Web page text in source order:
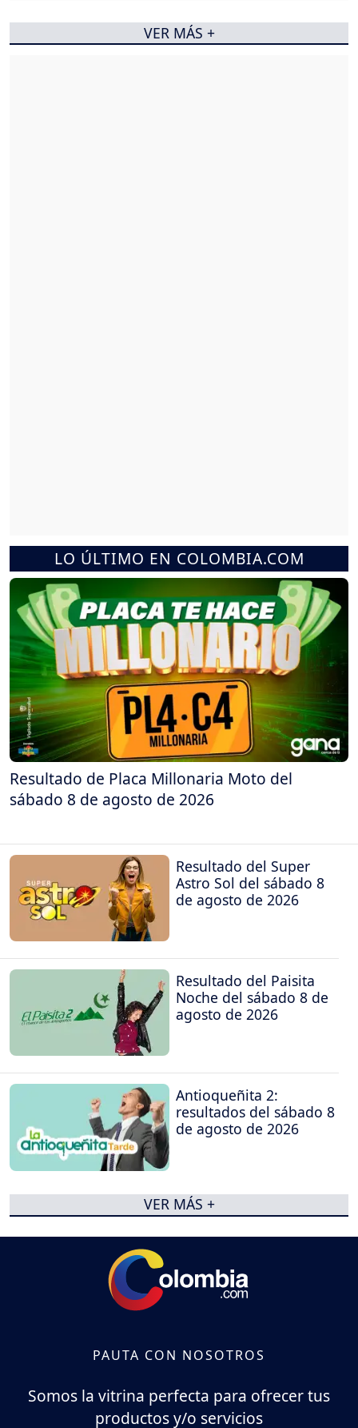
LO ÚLTIMO EN COLOMBIA.COM
Resultado de Placa Millonaria Moto del
sábado 8 de agosto de 2026
Resultado del Super
Astro Sol del sábado 8
de agosto de 2026
Resultado del Paisita
Noche del sábado 8 de
agosto de 2026
Antioqueñita 2:
resultados del sábado 8
de agosto de 2026
VER MÁS +
VER MÁS +
PAUTA CON NOSOTROS
Somos la vitrina perfecta para ofrecer tus
productos y/o servicios